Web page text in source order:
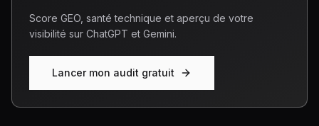
Score GEO, santé technique et aperçu de votre
visibilité sur ChatGPT et Gemini.
Lancer mon audit gratuit